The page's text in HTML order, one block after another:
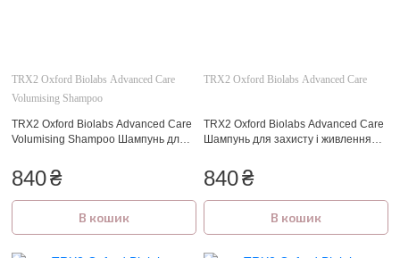
TRX2 Oxford Biolabs Advanced Care
Volumising Shampoo
TRX2 Oxford Biolabs Advanced Care
Volumising Shampoo Шампунь для
840₴
В кошик
TRX2 Oxford Biolabs Advanced Care
TRX2 Oxford Biolabs Advanced Care
Шампунь для захисту і живлення
840₴
В кошик